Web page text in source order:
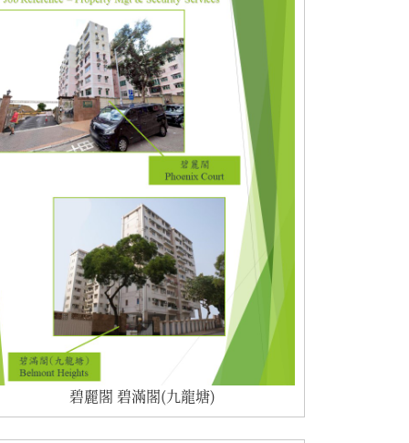
碧麗閣 碧滿閣(九龍塘)